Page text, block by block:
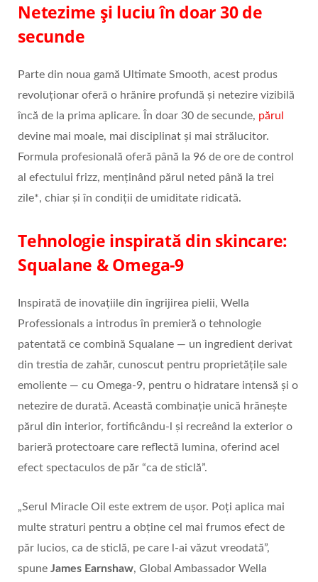
Netezime și luciu în doar 30 de
secunde
Parte din noua gamă Ultimate Smooth, acest produs
revoluționar oferă o hrănire profundă și netezire vizibilă
încă de la prima aplicare. În doar 30 de secunde, părul
devine mai moale, mai disciplinat și mai strălucitor.
Formula profesională oferă până la 96 de ore de control
al efectului frizz, menținând părul neted până la trei
zile*, chiar și în condiții de umiditate ridicată.
Tehnologie inspirată din skincare:
Squalane & Omega-9
Inspirată de inovațiile din îngrijirea pielii, Wella
Professionals a introdus în premieră o tehnologie
patentată ce combină Squalane — un ingredient derivat
din trestia de zahăr, cunoscut pentru proprietățile sale
emoliente — cu Omega-9, pentru o hidratare intensă și o
netezire de durată. Această combinație unică hrănește
părul din interior, fortificându-l și recreând la exterior o
barieră protectoare care reflectă lumina, oferind acel
efect spectaculos de păr “ca de sticlă”.
„Serul Miracle Oil este extrem de ușor. Poți aplica mai
multe straturi pentru a obține cel mai frumos efect de
păr lucios, ca de sticlă, pe care l-ai văzut vreodată”,
spune James Earnshaw, Global Ambassador Wella